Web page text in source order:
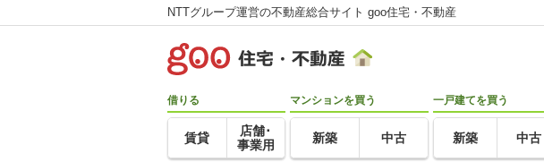
NTTグループ運営の不動産総合サイト goo住宅・不動産
借りる
賃貸
店舗･
事業用
マンションを買う
新築 中古
一戸建てを買う
新築 中古